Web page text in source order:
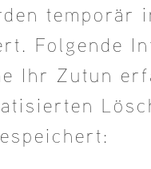
temporär
Folgende
Ihr Zutun